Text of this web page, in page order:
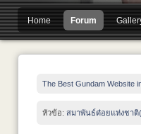
Home Forum
The Best Gundam Website
หัวข้อ: สมาพันธ์ด๋อยแห่งชาติ